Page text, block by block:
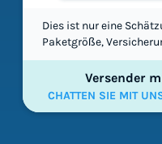
Dies ist nur eine
Paketgröße,
Versender
CHATTEN SIE MIT